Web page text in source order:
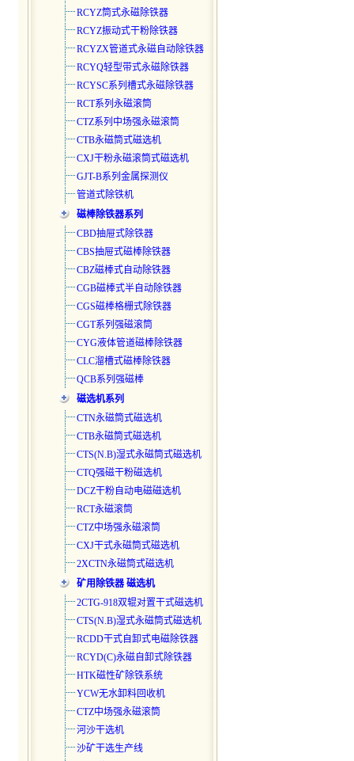
RCYZ筒式永磁除铁器
RCYZ振动式干粉除铁器
RCYZX管道式永磁自动除铁器
RCYQ轻型带式永磁除铁器
RCYSC系列槽式永磁除铁器
RCT系列永磁滚筒
CTZ系列中场强永磁滚筒
CTB永磁筒式磁选机
CXJ干粉永磁滚筒式磁选机
GJT-B系列金属探测仪
管道式除铁机
磁棒除铁器系列
CBD抽屉式除铁器
CBS抽屉式磁棒除铁器
CBZ磁棒式自动除铁器
CGB磁棒式半自动除铁器
CGS磁棒格栅式除铁器
CGT系列强磁滚筒
CYG液体管道磁棒除铁器
CLC溜槽式磁棒除铁器
QCB系列强磁棒
磁选机系列
CTN永磁筒式磁选机
CTB永磁筒式磁选机
CTS(N.B)湿式永磁筒式磁选机
CTQ强磁干粉磁选机
DCZ干粉自动电磁磁选机
RCT永磁滚筒
CTZ中场强永磁滚筒
CXJ干式永磁筒式磁选机
2XCTN永磁筒式磁选机
矿用除铁器 磁选机
2CTG-918双辊对置干式磁选机
CTS(N.B)湿式永磁筒式磁选机
RCDD干式自卸式电磁除铁器
RCYD(C)永磁自卸式除铁器
HTK磁性矿除铁系统
YCW无水卸料回收机
CTZ中场强永磁滚筒
河沙干选机
沙矿干选生产线